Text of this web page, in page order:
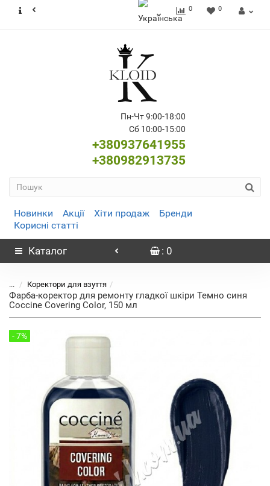
0 0
Пн-Чт 9:00-18:00
Сб 10:00-15:00
+380937641955
+380982913735
Новинки Акції Хіти продаж
Бренди
Корисні статті
Каталог : 0
... Коректори для взуття
Фарба-коректор для ремонту гладкої шкіри Темно синя
Coccine Covering Color, 150 мл
- 7%